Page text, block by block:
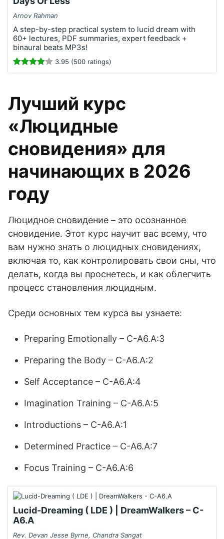
Arnov Rahman
A step-by-step practical system to lucid dream with
60+ lectures, PDF summaries, expert feedback +
binaural beats MP3s!
3.95 (500 ratings)
Лучший курс
«Люцидные
сновидения» для
начинающих в 2026
году
Люцидное сновидение – это осознанное
сновидение. Этот курс научит вас всему, что
вам нужно знать о люцидных сновидениях,
включая то, как контролировать свои сны, что
делать, когда вы проснетесь, и как облегчить
процесс становления люцидным.
Среди основных тем курса вы узнаете:
Preparing Emotionally – C-A6.A:3
Preparing the Body – C-A6.A:2
Self Acceptance – C-A6.A:4
Imagination Training – C-A6.A:5
Introductions – C-A6.A:1
Determined Practice – C-A6.A:7
Focus Training – C-A6.A:6
Lucid-Dreaming ( LDE ) | DreamWalkers – C-
A6.A
Rev. Devan Jesse Byrne, Chandra Sangat